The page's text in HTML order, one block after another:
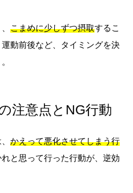
こまめに少しずつ摂取するこ
動前後など、タイミングを決
注意点とNG行動
かえって悪化させてしまう行
と思って行った行動が、逆効